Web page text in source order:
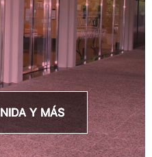
Y MÁS